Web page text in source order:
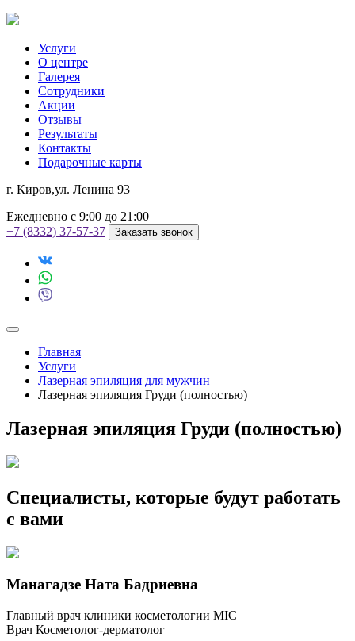
Услуги
О центре
Галерея
Сотрудники
Акции
Отзывы
Результаты
Контакты
Подарочные карты
г. Киров,ул. Ленина 93
Ежедневно с 9:00 до 21:00
+7 (8332) 37-57-37
Заказать звонок
Главная
Услуги
Лазерная эпиляция для мужчин
Лазерная эпиляция Груди (полностью)
Лазерная эпиляция Груди (полностью)
Специалисты, которые будут работать
с вами
Манагадзе Ната Бадриевна
Главный врач клиники косметологии MIC
Врач Косметолог-дерматолог